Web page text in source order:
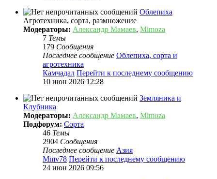
Облепиха
Агротехника, сорта, размножение
Модераторы: Александр Мамаев, Mimoza
7 Темы
179 Сообщения
Последнее сообщение Облепиха, сорта и
агротехника
Камчадал Перейти к последнему сообщению
10 июн 2026 12:28
Земляника и
Клубника
Модераторы: Александр Мамаев, Mimoza
Подфорум: Сорта
46 Темы
2904 Сообщения
Последнее сообщение Азия
Mmv78 Перейти к последнему сообщению
24 июн 2026 09:56